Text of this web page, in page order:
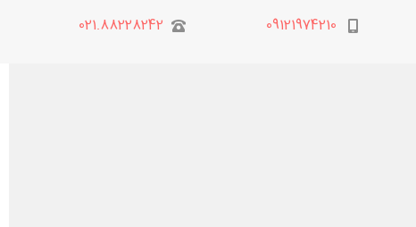
09121974210
021.88228242